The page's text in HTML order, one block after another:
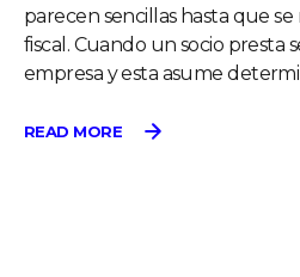
parecen sencillas hasta que
fiscal. Cuando un socio presta
empresa y esta asume
READ MORE